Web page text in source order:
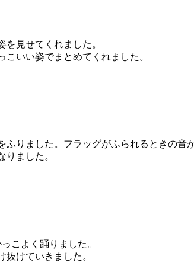
見せてくれました。
いい姿でまとめてくれました。
ました。フラッグがふられるときの音が
ました。
こよく踊りました。
けていきました。